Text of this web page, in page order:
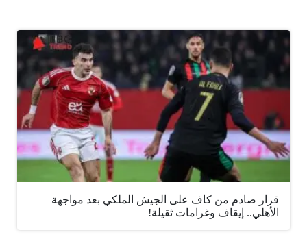
قرار صادم من كاف على الجيش الملكي بعد مواجهة
الأهلي.. إيقاف وغرامات ثقيلة!